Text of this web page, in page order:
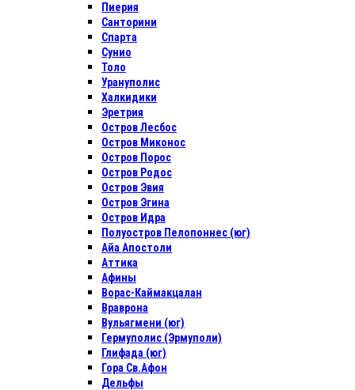
Пиерия
Санторини
Спарта
Сунио
Толо
Урануполис
Халкидики
Эретрия
Остров Лесбос
Остров Миконос
Остров Порос
Остров Родос
Остров Эвия
Остров Эгина
Остров Идра
Полуостров Пелопоннес (юг)
Айа Апостоли
Аттика
Афины
Ворас-Каймакцалан
Враврона
Вульягмени (юг)
Гермуполис (Эрмуполи)
Глифада (юг)
Гора Св.Афон
Дельфы